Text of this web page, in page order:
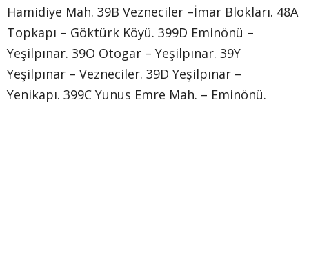
Hamidiye Mah. 39B Vezneciler –İmar Blokları. 48A
Topkapı – Göktürk Köyü. 399D Eminönü –
Yeşilpınar. 39O Otogar – Yeşilpınar. 39Y
Yeşilpınar – Vezneciler. 39D Yeşilpınar –
Yenikapı. 399C Yunus Emre Mah. – Eminönü.